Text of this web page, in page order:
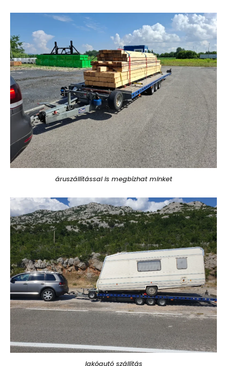
áruszállítással is megbízhat minket
lakóautó szállítás